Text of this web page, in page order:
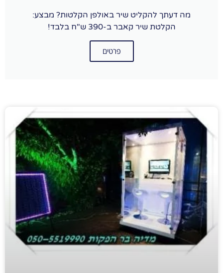
מה דעתך להקליט שיר באולפן הקלטות? מבצע:
הקלטת שיר קאבר ב-390 ש"ח בלבד!
פרטים